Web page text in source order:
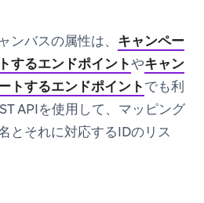
ンバスの属性は、 キャンペー
するエンドポイントやキャン
トするエンドポイントでも利
APIを使用して、マッピング
とそれに対応するIDのリス